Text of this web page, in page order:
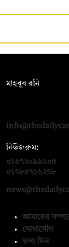
মাহবুব রনি
নিউজরুম:
০১৫৭২০৯৯১০৫
০১৭৮৫৭১৬২৭৮
আমাদের
যোগাযোগ
তথ্য দিন